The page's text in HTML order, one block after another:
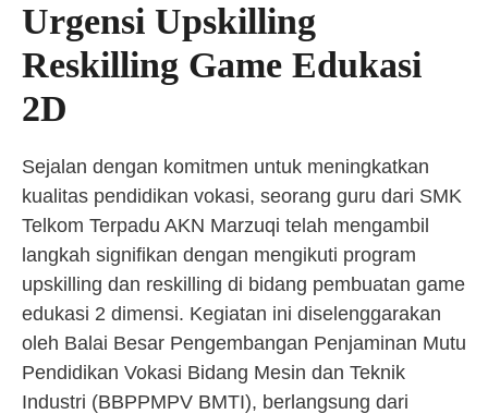
Urgensi Upskilling
Reskilling Game Edukasi
2D
Sejalan dengan komitmen untuk meningkatkan
kualitas pendidikan vokasi, seorang guru dari SMK
Telkom Terpadu AKN Marzuqi telah mengambil
langkah signifikan dengan mengikuti program
upskilling dan reskilling di bidang pembuatan game
edukasi 2 dimensi. Kegiatan ini diselenggarakan
oleh Balai Besar Pengembangan Penjaminan Mutu
Pendidikan Vokasi Bidang Mesin dan Teknik
Industri (BBPPMPV BMTI), berlangsung dari